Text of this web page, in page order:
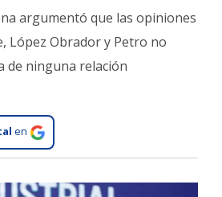
argumentó que las opiniones
López Obrador y Petro no
de ninguna relación
en